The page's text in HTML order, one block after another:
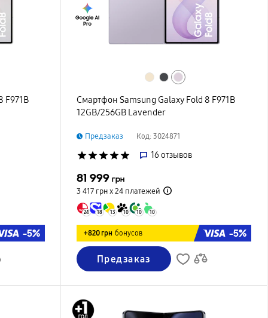
F971B
-5%
Смартфон Samsung Galaxy Fold 8 F971B
12GB/256GB Lavender
Предзаказ Код: 3024871
star star star star star 16 отзывов
81 999 грн
3 417 грн х 24 платежей
24 18 13 10 10 10
+820 грн бонусов -5%
Предзаказ